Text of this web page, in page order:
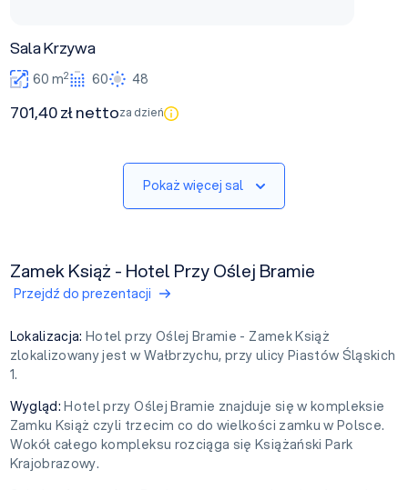
Sala Krzywa
60 m2 60 48
701,40 zł nettoza dzień
Pokaż więcej sal
Zamek Książ - Hotel Przy Oślej Bramie
Przejdź do prezentacji
Lokalizacja:Hotel przy Oślej Bramie - Zamek Książ
zlokalizowany jest w Wałbrzychu, przy ulicy Piastów Śląskich
1.
Wygląd:Hotel przy Oślej Bramie znajduje się w kompleksie
Zamku Książ czyli trzecim co do wielkości zamku w Polsce.
Wokół całego kompleksu rozciąga się Książański Park
Krajobrazowy.